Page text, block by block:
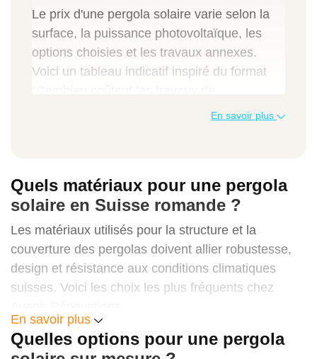
Le prix d'une pergola solaire varie selon la
surface, la puissance photovoltaïque, les
options choisies et les travaux annexes.
Voici un tableau indicatif inspiré du format
Prix au m² (CHF)
Prix total moyen (CHF)
Pergola solaire à toit fixe
800 – 1’200 CHF/m²
8’000 – 18’000 CHF
En savoir plus
Quels matériaux pour une pergola
solaire en Suisse romande ?
Les matériaux utilisés pour la structure et la
couverture des pergolas doivent allier robustesse,
design et résistance aux conditions climatiques
suisses. Voici les choix les plus fréquents chez
Une structure en aluminium thermolaqué
En savoir plus
Quelles options pour une pergola